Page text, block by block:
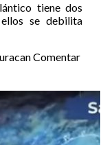
tiene dos
se debilita
Comentar